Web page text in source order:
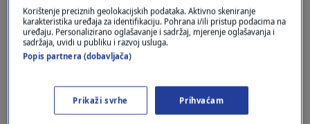
Iscrpljeni ruski vojnici: "Suočavamo se s
glađu i hladnoćom, želimo odmor..."
SVIJET | 7. lip.| 0
strateška greška koju su Rusi napravili
VIJESTI| 25. tra.
Korištenje preciznih geolokacijskih podataka. Aktivno skeniranje
karakteristika uređaja za identifikaciju. Pohrana i/ili pristup podacima na
uređaju. Personalizirano oglašavanje i sadržaj, mjerenje oglašavanja i
sadržaja, uvidi u publiku i razvoj usluga.
Popis partnera (dobavljača)
Prikaži svrhe Prihvaćam